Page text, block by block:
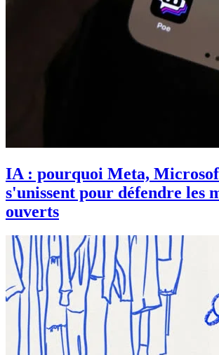
IA : pourquoi Meta,
s'unissent pour défendre les
ouverts